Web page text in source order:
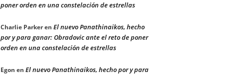
poner orden en una constelación de estrellas
Charlie Parkeren El nuevo Panathinaikos, hecho
por y para ganar: Obradovic ante el reto de poner
orden en una constelación de estrellas
Egon en El nuevo Panathinaikos, hecho por y para